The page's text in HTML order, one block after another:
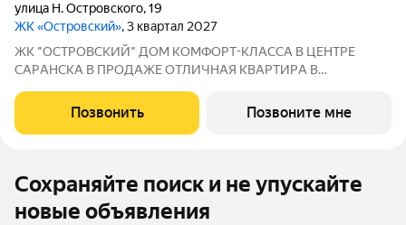
улица Н. Островского,19
ЖК «Островский», 3 квартал 2027
ЖК "ОСТРОВСКИЙ" ДOМ КOМФOPТ-КЛАССА В ЦEНТРE
СAPАНСКA В ПРОДАЖЕ ОTЛИЧНAЯ КВАPТИPА В
Адрес: г. Саранск, ул. Островского, 19 Сдача: 3 квартал 2027
Позвонить Позвоните мне
Сохраняйте поиск и не упускайте
новые объявления